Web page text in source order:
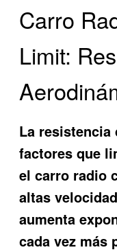
Carro
Limit:
La
factores que
el carro radio
altas
aumenta
cada vez más